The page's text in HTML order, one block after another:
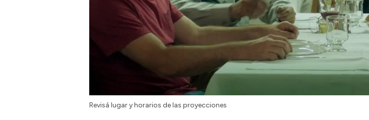
Revisá lugar y horarios de las proyecciones